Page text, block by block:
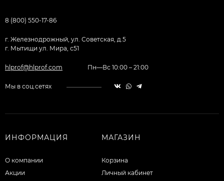
8 (800) 550-17-86
г. Железнодрожный, ул. Советская, д.5
г. Мытищи ул. Мира, с51
hlprof@hlprof.com Пн—Вс 10:00 – 21:00
Мы в соц.сетях
ИНФОРМАЦИЯ
О компании
Акции
МАГАЗИН
Корзина
Личный кабинет